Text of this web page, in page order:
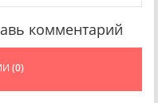
комментарий
(0)